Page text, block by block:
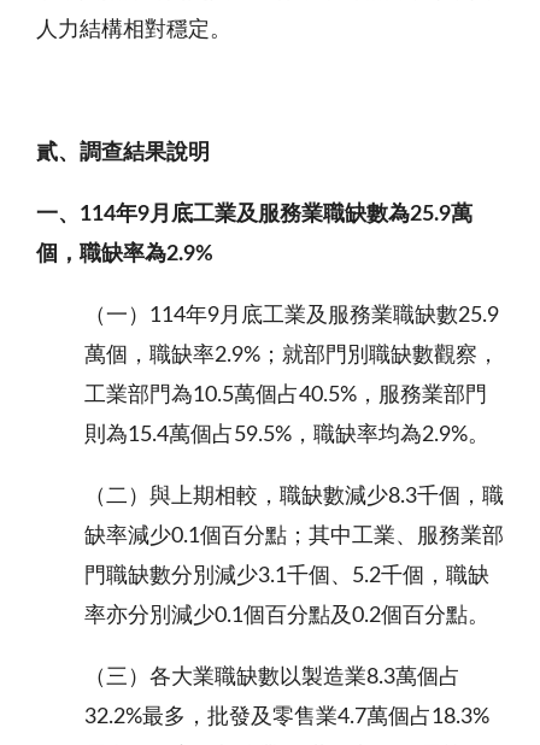
人力結構相對穩定。
貳、調查結果說明
一、 114年9月底工業及服務業職缺數為25.9萬
個
，職缺率為2.9%
（一）114年9月底工業及服務業職缺數25.9
萬個，職缺率2.9%；就部門別職缺數觀察，
工業部門為10.5萬個占40.5%，服務業部門
則為15.4萬個占59.5%，職缺率均為2.9%。
（二）與上期相較，職缺數減少8.3千個，職
缺率減少0.1個百分點；其中工業、服務業部
門職缺數分別減少3.1千個、5.2千個，職缺
率亦分別減少0.1個百分點及0.2個百分點。
（三）各大業職缺數以製造業8.3萬個占
32.2%最多，批發及零售業4.7萬個占18.3%